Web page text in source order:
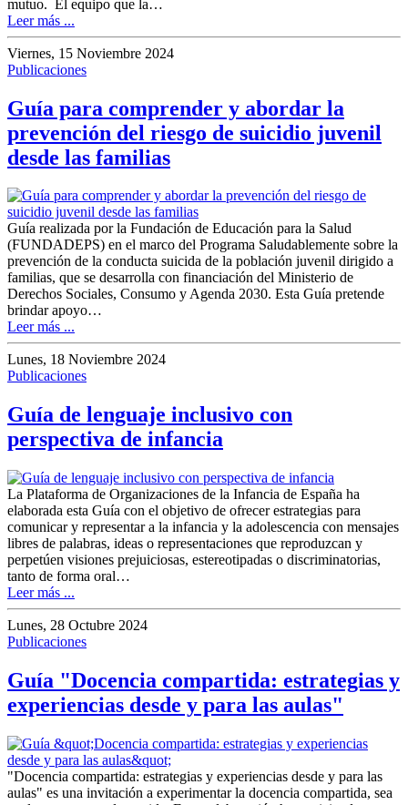
mutuo. El equipo que la…
Leer más ...
Viernes, 15 Noviembre 2024
Publicaciones
Guía para comprender y abordar la
prevención del riesgo de suicidio juvenil
desde las familias
Guía realizada por la Fundación de Educación para la Salud
(FUNDADEPS) en el marco del Programa Saludablemente sobre la
prevención de la conducta suicida de la población juvenil dirigido a
familias, que se desarrolla con financiación del Ministerio de
Derechos Sociales, Consumo y Agenda 2030. Esta Guía pretende
brindar apoyo…
Leer más ...
Lunes, 18 Noviembre 2024
Publicaciones
Guía de lenguaje inclusivo con
perspectiva de infancia
La Plataforma de Organizaciones de la Infancia de España ha
elaborada esta Guía con el objetivo de ofrecer estrategias para
comunicar y representar a la infancia y la adolescencia con mensajes
libres de palabras, ideas o representaciones que reproduzcan y
perpetúen visiones prejuiciosas, estereotipadas o discriminatorias,
tanto de forma oral…
Leer más ...
Lunes, 28 Octubre 2024
Publicaciones
Guía "Docencia compartida: estrategias y
experiencias desde y para las aulas"
"Docencia compartida: estrategias y experiencias desde y para las
aulas" es una invitación a experimentar la docencia compartida, sea